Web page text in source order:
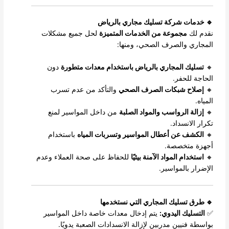
🔹 خدمات شركة تسليك مجاري بالرياض
نقدم لك مجموعة من الخدمات المتميزة لحل جميع مشكلات
المجاري والصرف الصحي، ومنها:
🔸تسليك المجاري بالرياض باستخدام معدات متطورة دون
الحاجة للحفر.
🔸
إصلاح شبكات الصرف الصحي والتأكد من عدم تسرب
المياه.
🔸
إزالة الرواسب والمواد الصلبة من داخل المواسير لمنع
تكرار الانسداد.
🔸
الكشف عن أعطال المواسير وتسربات المياه باستخدام
أجهزة متخصصة.
🔸
استخدام المواد الآمنة بيئيًا للحفاظ على صحة العملاء وعدم
الإضرار بالمواسير.
🔹 طرق تسليك المجاري التي نستخدمها
✅التسليك اليدوي: يتم إدخال معدات خاصة داخل المواسير
بواسطة فنيين مدربين لإزالة الانسدادات الصعبة يدويًا.